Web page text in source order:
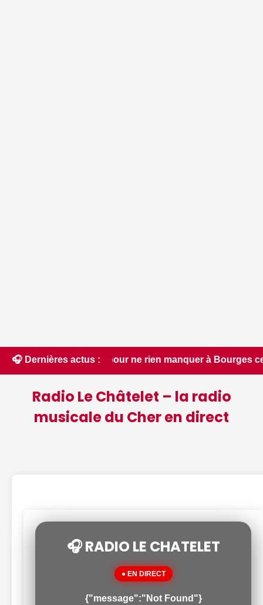
🎧 Dernières actus :
ne rien manquer à Bourges ce week-end
Radio Le Châtelet – la radio
musicale du Cher en direct
🎧 RADIO LE CHATELET
● EN DIRECT
{"message":"Not Found"}